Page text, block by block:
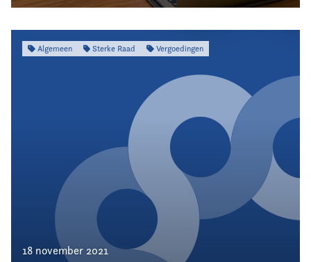
Algemeen Sterke Raad Vergoedingen
18 november 2021